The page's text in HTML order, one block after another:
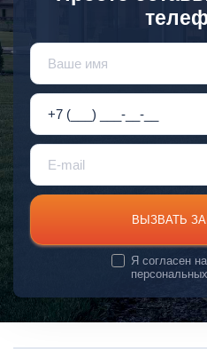
ВЫЗВАТЬ
Я согласен